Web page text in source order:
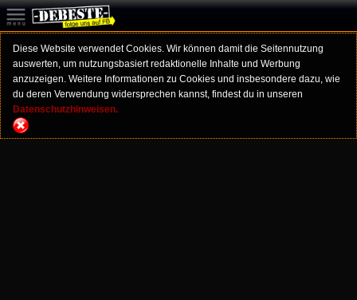
Diese Website verwendet Cookies. Wir können damit die Seitennutzung
auswerten, um nutzungsbasiert redaktionelle Inhalte und Werbung
anzuzeigen. Weitere Informationen zu Cookies und insbesondere dazu, wie
du deren Verwendung widersprechen kannst, findest du in unseren
Datenschutzhinweisen.